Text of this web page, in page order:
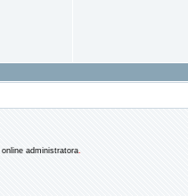
online administratora.